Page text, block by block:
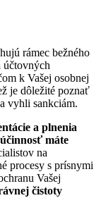
rámec bežného
účtovných
k Vašej osobnej
je dôležité poznať
vyhli sankciám.
a plnenia
máte
na
procesy s prísnymi
Vašej
čistoty